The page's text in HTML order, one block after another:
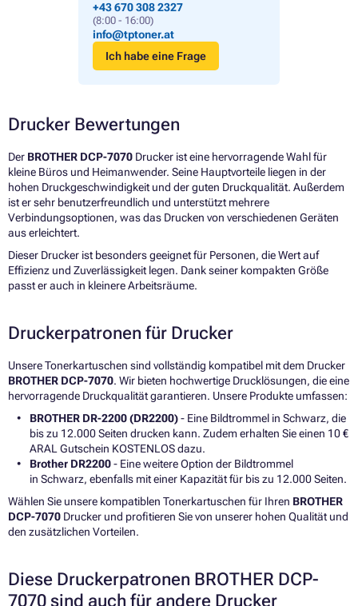
+43 670 308 2327
(8:00 - 16:00)
info@tptoner.at
Ich habe eine Frage
Drucker Bewertungen
Der BROTHER DCP-7070 Drucker ist eine hervorragende Wahl für
kleine Büros und Heimanwender. Seine Hauptvorteile liegen in der
hohen Druckgeschwindigkeit und der guten Druckqualität. Außerdem
ist er sehr benutzerfreundlich und unterstützt mehrere
Verbindungsoptionen, was das Drucken von verschiedenen Geräten
aus erleichtert.
Dieser Drucker ist besonders geeignet für Personen, die Wert auf
Effizienz und Zuverlässigkeit legen. Dank seiner kompakten Größe
passt er auch in kleinere Arbeitsräume.
Druckerpatronen für Drucker
Unsere Tonerkartuschen sind vollständig kompatibel mit dem Drucker
BROTHER DCP-7070. Wir bieten hochwertige Drucklösungen, die eine
hervorragende Druckqualität garantieren. Unsere Produkte umfassen:
BROTHER DR-2200 (DR2200)- Eine Bildtrommel in Schwarz, die
bis zu 12.000 Seiten drucken kann. Zudem erhalten Sie einen 10 €
ARAL Gutschein KOSTENLOS dazu.
Brother DR2200- Eine weitere Option der Bildtrommel
in Schwarz, ebenfalls mit einer Kapazität für bis zu 12.000 Seiten.
Wählen Sie unsere kompatiblen Tonerkartuschen für Ihren BROTHER
DCP-7070 Drucker und profitieren Sie von unserer hohen Qualität und
den zusätzlichen Vorteilen.
Diese Druckerpatronen BROTHER DCP-
7070 sind auch für andere Drucker